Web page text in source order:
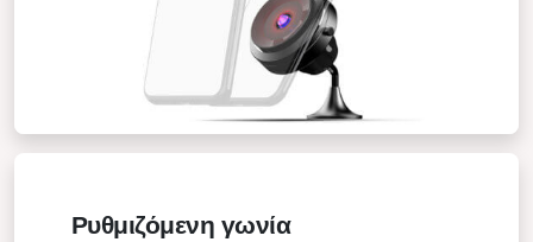
Ρυθμιζόμενη γωνία